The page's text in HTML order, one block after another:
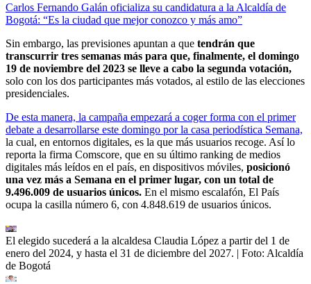
Carlos Fernando Galán oficializa su candidatura a la Alcaldía de
Bogotá: “Es la ciudad que mejor conozco y más amo”
Sin embargo, las previsiones apuntan a que tendrán que
transcurrir tres semanas más para que, finalmente, el domingo
19 de noviembre del 2023 se lleve a cabo la segunda votación,
solo con los dos participantes más votados, al estilo de las elecciones
presidenciales.
De esta manera, la campaña empezará a coger forma con el primer
debate a desarrollarse este domingo por la casa periodística Semana,
la cual, en entornos digitales, es la que más usuarios recoge. Así lo
reporta la firma Comscore, que en su último ranking de medios
digitales más leídos en el país, en dispositivos móviles, posicionó
una vez más a Semana en el primer lugar, con un total de
9.496.009 de usuarios únicos. En el mismo escalafón, El País
ocupa la casilla número 6, con 4.848.619 de usuarios únicos.
El elegido sucederá a la alcaldesa Claudia López a partir del 1 de
enero del 2024, y hasta el 31 de diciembre del 2027. | Foto: Alcaldía
de Bogotá